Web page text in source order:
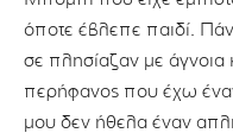
όποτε έβλεπε παιδί.
σε πλησίαζαν με άγνοια
περήφανος που έχω
μου δεν ήθελα έναν